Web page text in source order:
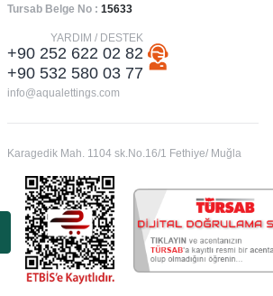
Tursab Belge No : 15633
YARDIM / DESTEK
+90 252 622 02 82
+90 532 580 03 77
info@aqualettings.com
Karagedik Mah. 1104 sk.No.16/1 Fethiye/ Muğla